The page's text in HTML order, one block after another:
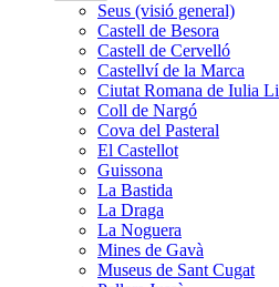
Seus (visió general)
Castell de Besora
Castell de Cervelló
Castellví de la Marca
Ciutat Romana de Iulia
Coll de Nargó
Cova del Pasteral
El Castellot
Guissona
La Bastida
La Draga
La Noguera
Mines de Gavà
Museus de Sant Cugat